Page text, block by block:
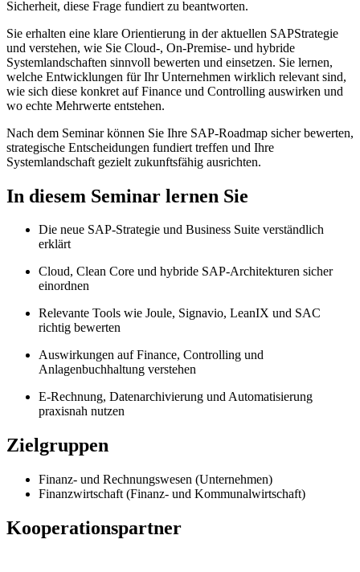
Sicherheit, diese Frage fundiert zu beantworten.
Sie erhalten eine klare Orientierung in der aktuellen SAPStrategie
und verstehen, wie Sie Cloud-, On-Premise- und hybride
Systemlandschaften sinnvoll bewerten und einsetzen. Sie lernen,
welche Entwicklungen für Ihr Unternehmen wirklich relevant sind,
wie sich diese konkret auf Finance und Controlling auswirken und
wo echte Mehrwerte entstehen.
Nach dem Seminar können Sie Ihre SAP-Roadmap sicher bewerten,
strategische Entscheidungen fundiert treffen und Ihre
Systemlandschaft gezielt zukunftsfähig ausrichten.
In diesem Seminar lernen Sie
Die neue SAP-Strategie und Business Suite verständlich
erklärt
Cloud, Clean Core und hybride SAP-Architekturen sicher
einordnen
Relevante Tools wie Joule, Signavio, LeanIX und SAC
richtig bewerten
Auswirkungen auf Finance, Controlling und
Anlagenbuchhaltung verstehen
E-Rechnung, Datenarchivierung und Automatisierung
praxisnah nutzen
Zielgruppen
Finanz- und Rechnungswesen (Unternehmen)
Finanzwirtschaft (Finanz- und Kommunalwirtschaft)
Kooperationspartner